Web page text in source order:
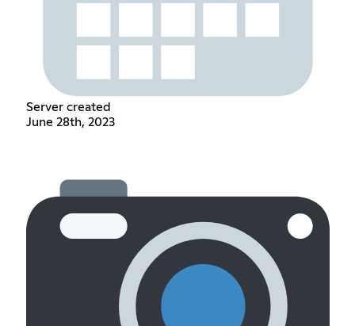
Server created
June 28th, 2023